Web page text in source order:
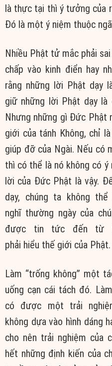
là thực tại thì ý tưởng của
Đó là một ý niệm thuộc
Nhiều Phật tử mắc phải
chấp vào kinh điển hay
rằng những lời Phật dạy
giữ những lời Phật dạy là
Nhưng những gì Đức
giới của tánh Không, chỉ
giúp đỡ của Ngài. Nếu có
thì có thể là nó không có ý
lời của Đức Phật là vậy.
dạy, chúng ta không
nghĩ thường ngày của
được tin tức đến từ
phải hiểu thế giới của Phật.
Làm “trống không” một
uống cạn cái tách đó.
có được một trải
không dựa vào hình dáng
cho nên trải nghiệm của
hết những định kiến của